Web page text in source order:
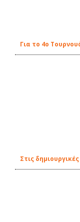
Για το 4ο
Στις